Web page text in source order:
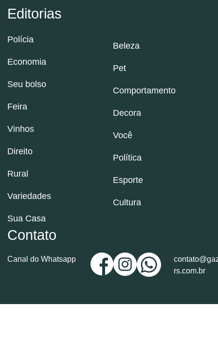
Editorias
Polícia
Economia
Seu bolso
Feira
Vinhos
Direito
Rural
Variedades
Sua Casa
Beleza
Pet
Comportamento
Decora
Você
Política
Esporte
Cultura
Contato
Canal do Whatsapp
rs.com.br